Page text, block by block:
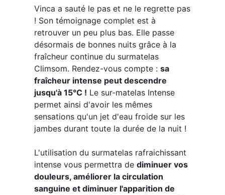
Vinca a sauté le pas et ne le regrette pas
! Son témoignage complet est à
retrouver un peu plus bas. Elle passe
désormais de bonnes nuits grâce à la
fraîcheur continue du surmatelas
Climsom. Rendez-vous compte : sa
fraîcheur intense peut descendre
jusqu'à 15°C ! Le sur-matelas Intense
permet ainsi d'avoir les mêmes
sensations qu'un jet d'eau froide sur les
jambes durant toute la durée de la nuit !
L'utilisation du surmatelas rafraichissant
intense vous permettra de diminuer vos
douleurs, améliorer la circulation
sanguine et diminuer l'apparition de